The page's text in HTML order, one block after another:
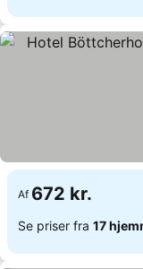
Af 672 kr.
Se priser fra 17